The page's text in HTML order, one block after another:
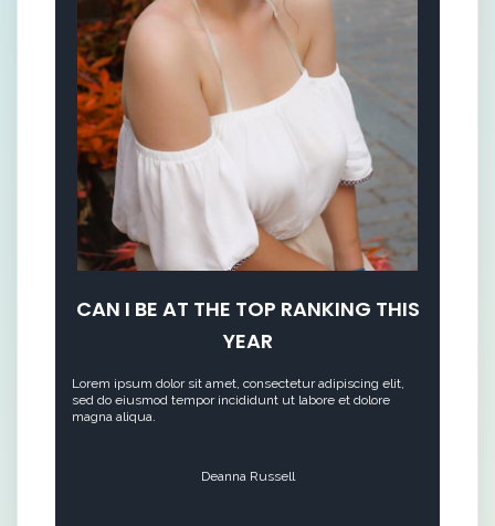
CAN I BE AT THE TOP RANKING THIS
YEAR
Lorem ipsum dolor sit amet, consectetur adipiscing elit,
sed do eiusmod tempor incididunt ut labore et dolore
magna aliqua.
Deanna Russell